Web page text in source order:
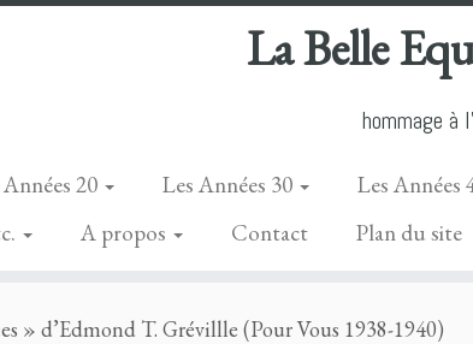
La Belle
hommage à
20 Les Années 30 Les Années
A propos Contact Plan du site
» d’Edmond T. Grévillle (Pour Vous 1938-1940)